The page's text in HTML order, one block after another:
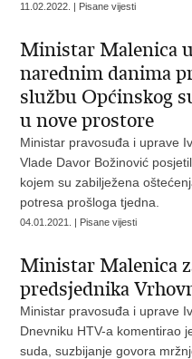
11.02.2022. | Pisane vijesti
Ministar Malenica
narednim danima
službu Općinskog
u nove prostore
Ministar pravosuđa i uprave
Vlade Davor Božinović
kojem su zabilježena
potresa prošloga tjedna.
04.01.2021. | Pisane vijesti
Ministar Malenica
predsjednika
Ministar pravosuđa i uprave
Dnevniku HTV-a komentirao
suda, suzbijanje govora